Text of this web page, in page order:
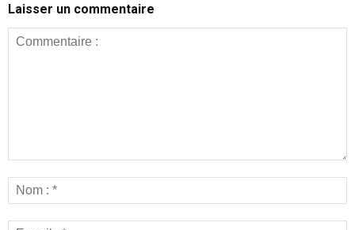
Laisser un commentaire